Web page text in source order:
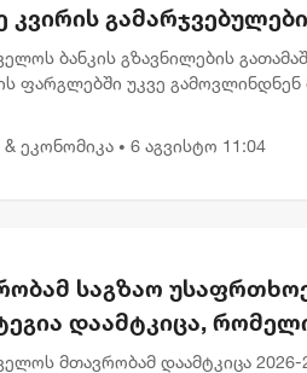
კვირის
ბანკის გზავნილების
ფარგლებში უკვე
& ეკონომიკა • 6 აგვისტო 11:04
საგზაო
დაამტკიცა,
და დაღუპულთა
მთავრობამ დაამტკიცა 2026-